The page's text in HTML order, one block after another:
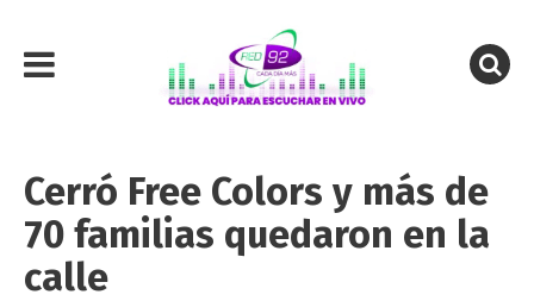
Cerró Free Colors y más de
70 familias quedaron en la
calle